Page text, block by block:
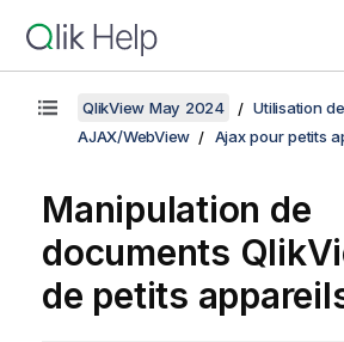
QlikView May 2024
Utilisation
AJAX/WebView
Ajax pour petits
Manipulation de
documents
de petits